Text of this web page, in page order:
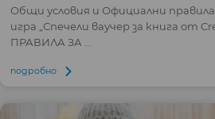
Общи условия и Официални
игра „Спечели ваучер за книга от
ПРАВИЛА ЗА ...
подробно